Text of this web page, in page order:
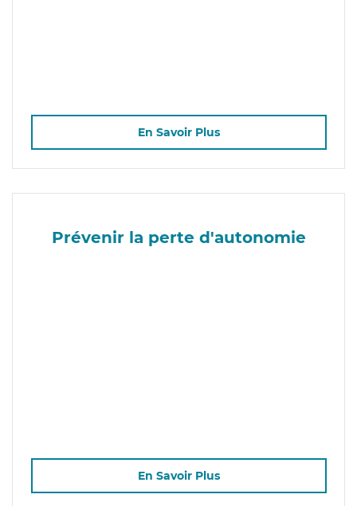
En Savoir Plus
Prévenir la perte d'autonomie
En Savoir Plus